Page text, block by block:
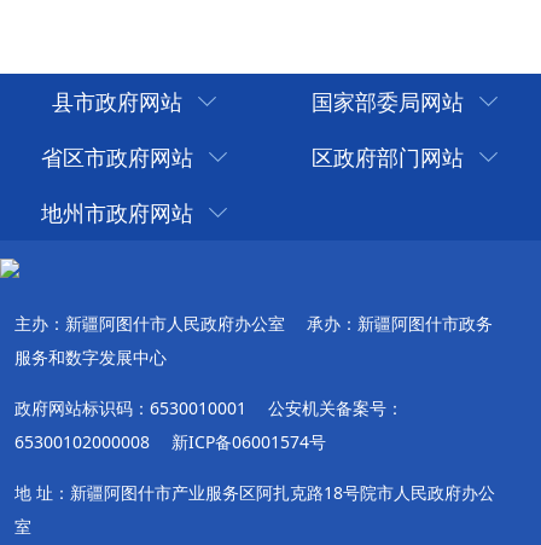
县市政府网站
国家部委局网站
省区市政府网站
区政府部门网站
地州市政府网站
主办：新疆阿图什市人民政府办公室
承办：新疆阿图什市政务
服务和数字发展中心
政府网站标识码：6530010001
公安机关备案号：
65300102000008
新ICP备06001574号
地 址：新疆阿图什市产业服务区阿扎克路18号院市人民政府办公
室